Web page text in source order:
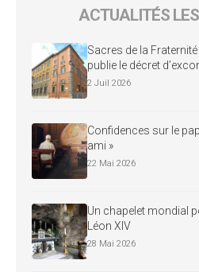
ACTUALITÉS
Sacres de la
publie le décret
2 Juil 2026
Confidences sur le
ami »
22 Mai 2026
Un chapelet mondial
Léon XIV
28 Mai 2026